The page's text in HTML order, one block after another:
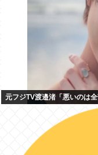
元フジTV渡邉渚「悪いのは全